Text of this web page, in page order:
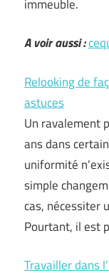
immeuble.
A voir aussi :
Relooking de
astuces
Un ravalement
ans dans
uniformité
simple
cas, nécessiter
Pourtant, il est
Travailler dans